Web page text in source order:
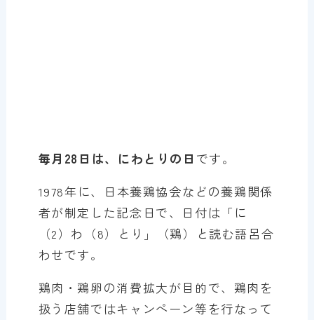
毎月28日は、にわとりの日 です。
1978年に、日本養鶏協会などの養鶏関係
者が制定した記念日で、日付は「に
（2）わ（8）とり」（鶏）と読む語呂合
わせです。
鶏肉・鶏卵の消費拡大が目的で、鶏肉を
扱う店舗ではキャンペーン等を行なって